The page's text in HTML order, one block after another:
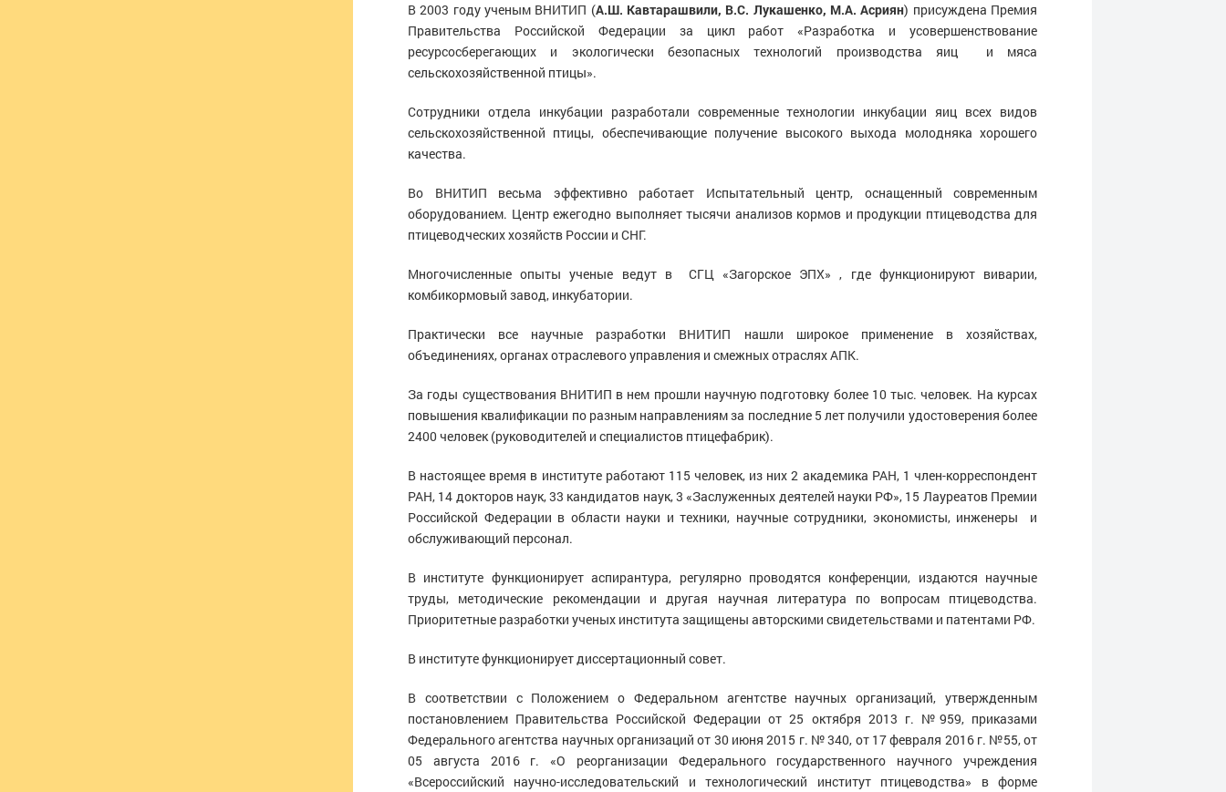
В 2003 году ученым ВНИТИП (А.Ш. Кавтарашвили, В.С. Лукашенко, М.А. Асриян) присуждена Премия
Правительства Российской Федерации за цикл работ «Разработка и усовершенствование
ресурсосберегающих и экологически безопасных технологий производства яиц и мяса
сельскохозяйственной птицы».
Сотрудники отдела инкубации разработали современные технологии инкубации яиц всех видов
сельскохозяйственной птицы, обеспечивающие получение высокого выхода молодняка хорошего
качества.
Во ВНИТИП весьма эффективно работает Испытательный центр, оснащенный современным
оборудованием. Центр ежегодно выполняет тысячи анализов кормов и продукции птицеводства для
птицеводческих хозяйств России и СНГ.
Многочисленные опыты ученые ведут в СГЦ «Загорское ЭПХ» , где функционируют виварии,
комбикормовый завод, инкубатории.
Практически все научные разработки ВНИТИП нашли широкое применение в хозяйствах,
объединениях, органах отраслевого управления и смежных отраслях АПК.
За годы существования ВНИТИП в нем прошли научную подготовку более 10 тыс. человек. На курсах
повышения квалификации по разным направлениям за последние 5 лет получили удостоверения более
2400 человек (руководителей и специалистов птицефабрик).
В настоящее время в институте работают 115 человек, из них 2 академика РАН, 1 член-корреспондент
РАН, 14 докторов наук, 33 кандидатов наук, 3 «Заслуженных деятелей науки РФ», 15 Лауреатов Премии
Российской Федерации в области науки и техники, научные сотрудники, экономисты, инженеры и
обслуживающий персонал.
В институте функционирует аспирантура, регулярно проводятся конференции, издаются научные
труды, методические рекомендации и другая научная литература по вопросам птицеводства.
Приоритетные разработки ученых института защищены авторскими свидетельствами и патентами РФ.
В институте функционирует диссертационный совет.
В соответствии с Положением о Федеральном агентстве научных организаций, утвержденным
постановлением Правительства Российской Федерации от 25 октября 2013 г. №959, приказами
Федерального агентства научных организаций от 30 июня 2015 г. № 340, от 17 февраля 2016 г. №55, от
05 августа 2016 г. «О реорганизации Федерального государственного научного учреждения
«Всероссийский научно-исследовательский и технологический институт птицеводства» в форме